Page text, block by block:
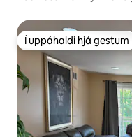
Í uppáhaldi hjá gestum
Í uppáhaldi hjá gestum